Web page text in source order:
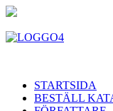
STARTSIDA
BESTÄLL